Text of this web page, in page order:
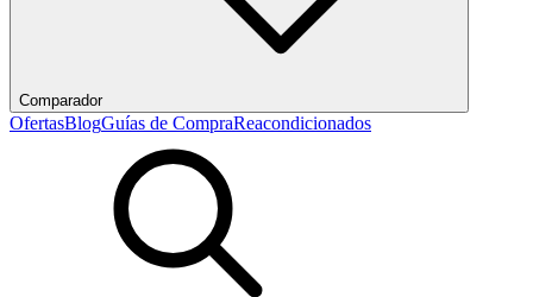
Comparador
OfertasBlogGuías de CompraReacondicionados